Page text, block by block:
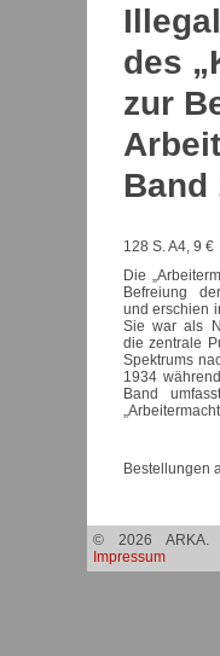
des
zur
Band
128 S. A4, 9 €
Die
Befreiung
und erschien
Sie war als
die zentrale
Spektrums
1934
Band
Bestellungen
© 2026 ARKA.
Impressum